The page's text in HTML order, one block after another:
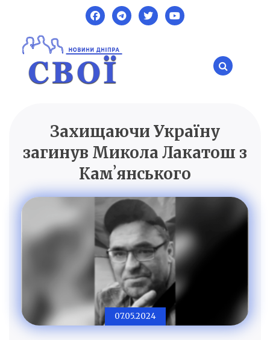
content
SVOI.DP.UA
Новини Дніпра
Захищаючи Україну
загинув Микола Лакатош з
Камʼянського
07.05.2024